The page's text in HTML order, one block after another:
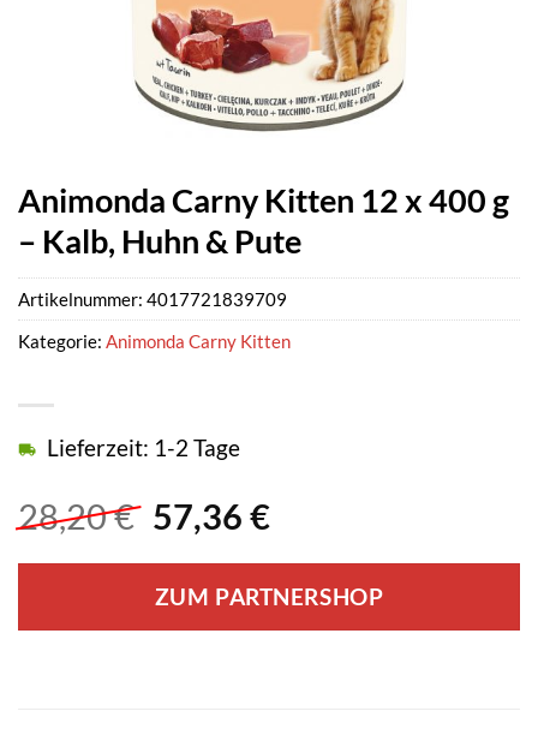
Animonda Carny Kitten 12 x 400 g
– Kalb, Huhn & Pute
28,20€ Ursprünglicher
war:
28,20 €
57,36 €Aktueller
ist:
57,36 €.
Lieferzeit: 1-2 Tage
ZUM PARTNERSHOP
Artikelnummer: 4017721839709
Kategorie: Animonda Carny Kitten